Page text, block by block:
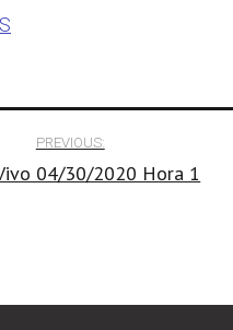
PREVIOUS:
04/30/2020 Hora 1